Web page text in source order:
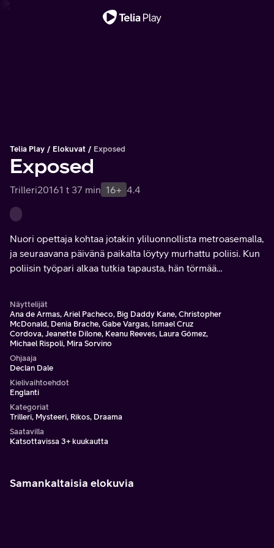
Telia Play Elokuvat Exposed
Exposed
Trilleri20161 t 37 min 16+ 4.4
Nuori opettaja kohtaa jotakin yliluonnollista metroasemalla,
ja seuraavana päivänä paikalta löytyy murhattu poliisi. Kun
poliisin työpari alkaa tutkia tapausta, hän törmää
Näyttelijät
Ana de Armas, Ariel Pacheco, Big Daddy Kane, Christopher
McDonald, Denia Brache, Gabe Vargas, Ismael Cruz
Cordova, Jeanette Dilone, Keanu Reeves, Laura Gómez,
Michael Rispoli, Mira Sorvino
Ohjaaja
Declan Dale
Kielivaihtoehdot
Englanti
Kategoriat
Trilleri, Mysteeri, Rikos, Draama
Saatavilla
Katsottavissa 3+ kuukautta
Samankaltaisia elokuvia